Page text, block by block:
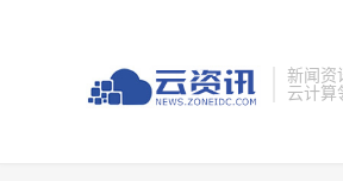
新闻资
云计算